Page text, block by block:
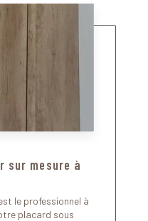
sur mesure à
le professionnel à
placard sous